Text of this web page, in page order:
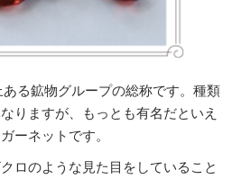
る鉱物グループの総称です。種類
りますが、もっとも有名だといえ
ーネットです。
ロのような見た目をしていること